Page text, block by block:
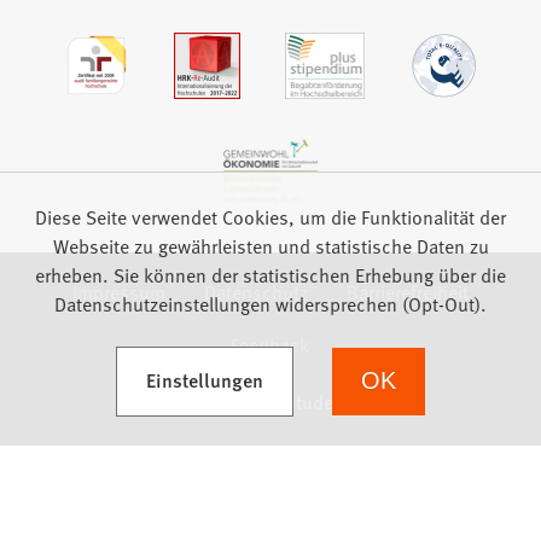
Impressum Datenschutz
Barrierefreiheit
Feedback
Diese Seite verwendet Cookies, um die Funktionalität der
Webseite zu gewährleisten und statistische Daten zu
erheben. Sie können der statistischen Erhebung über die
Datenschutzeinstellungen widersprechen (Opt-Out).
Einstellungen
(Öffnet in einem neuen Tab) OK